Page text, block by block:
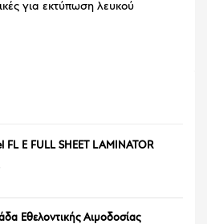
για εκτύπωση λευκού
FL E FULL SHEET LAMINATOR
Εθελοντικής Αιμοδοσίας